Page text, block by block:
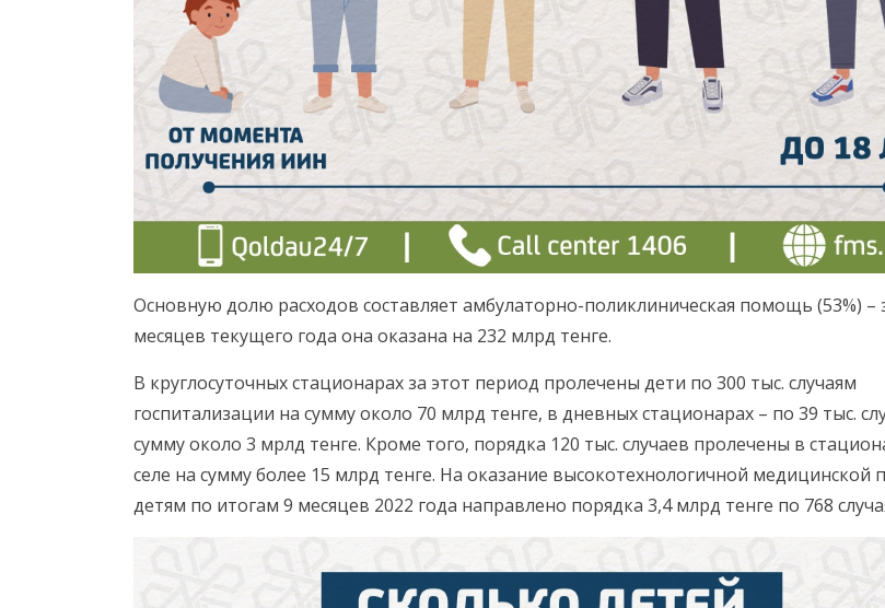
Основную долю расходов составляет амбулаторно-поликлиническая помощь (53%) –
месяцев текущего года она оказана на 232 млрд тенге.
В круглосуточных стационарах за этот период пролечены дети по 300 тыс. случаям
госпитализации на сумму около 70 млрд тенге, в дневных стационарах – по 39 тыс.
сумму около 3 мрлд тенге. Кроме того, порядка 120 тыс. случаев пролечены в
селе на сумму более 15 млрд тенге. На оказание высокотехнологичной
детям по итогам 9 месяцев 2022 года направлено порядка 3,4 млрд тенге по 768